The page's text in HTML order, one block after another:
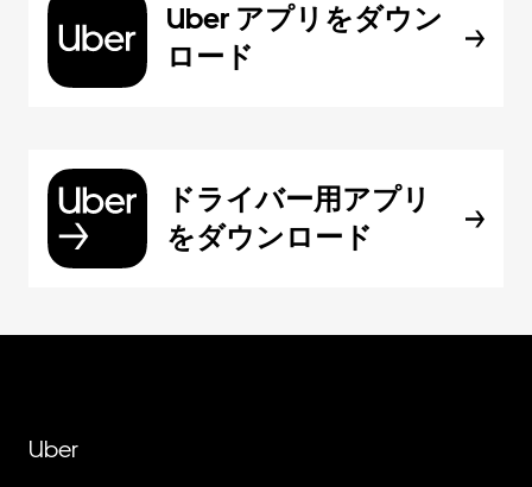
Uber アプリをダウン
ロード
ドライバー用アプリ
をダウンロード
Uber